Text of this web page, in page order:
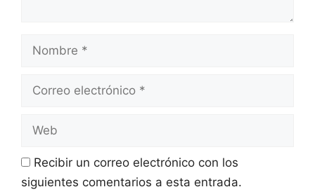
Recibir un correo electrónico con los
siguientes comentarios a esta entrada.